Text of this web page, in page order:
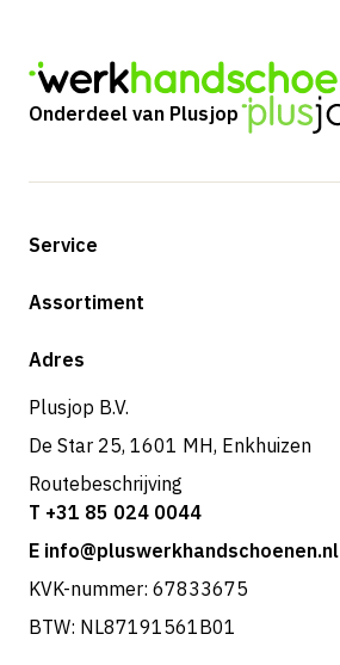
Onderdeel van Plusjop
Service
Betalingsmogelijkheden
Retouren & service
Assortiment
Shop
Adres
Plusjop B.V.
De Star 25, 1601 MH, Enkhuizen
Routebeschrijving
T +31 85 024 0044
E info@pluswerkhandschoenen.nl
KVK-nummer: 67833675
BTW: NL87191561B01